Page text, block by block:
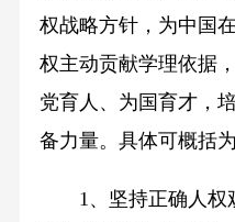
权战略方针，为中国
权主动贡献学理依据
党育人、为国育才，
备力量。具体可概括
1、坚持正确人权